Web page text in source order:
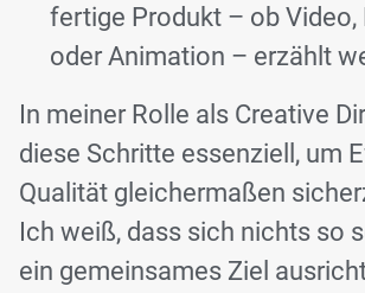
fertige Produkt – ob Video,
oder Animation – erzählt
In meiner Rolle als Creative
diese Schritte essenziell, um
Qualität gleichermaßen
Ich weiß, dass sich nichts so
ein gemeinsames Ziel